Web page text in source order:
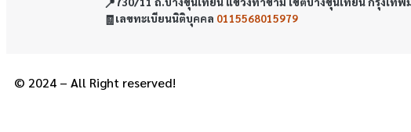
📍
🧾เลขทะเบียนนิติบุคคล 0115568015979
© 2024 – All Right reserved!